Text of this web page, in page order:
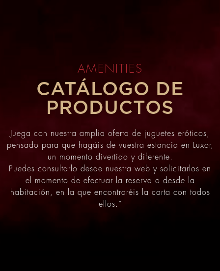
AMENITIES
CATÁLOGO DE
PRODUCTOS
Juega con nuestra amplia oferta de juguetes eróticos,
pensado para que hagáis de vuestra estancia en Luxor,
un momento divertido y diferente.
Puedes consultarlo desde nuestra web y solicitarlos en
el momento de efectuar la reserva o desde la
habitación, en la que encontraréis la carta con todos
ellos.”